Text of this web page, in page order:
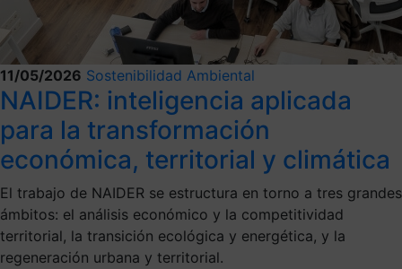
11/05/2026 Sostenibilidad Ambiental
NAIDER: inteligencia aplicada
para la transformación
económica, territorial y climática
El trabajo de NAIDER se estructura en torno a tres grandes
ámbitos: el análisis económico y la competitividad
territorial, la transición ecológica y energética, y la
regeneración urbana y territorial.